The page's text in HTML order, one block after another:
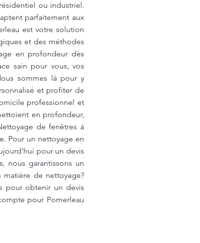
ou industriel.
parfaitement aux
est votre solution
et des méthodes
en profondeur dès
sain pour vous, vos
sommes là pour y
et profiter de
professionnel et
en profondeur,
de fenêtres à
Pour un nettoyage en
pour un devis
nous garantissons un
matière de nettoyage?
pour obtenir un devis
pour Pomerleau